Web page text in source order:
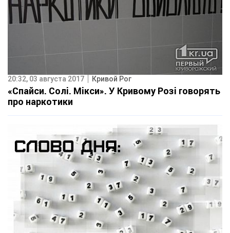
20:32, 03 августа 2017 Кривой Рог
«Спайси. Солі. Мікси». У Кривому Розі говорять
про наркотики